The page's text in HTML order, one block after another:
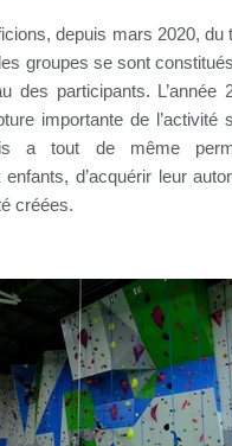
depuis mars 2020, du
groupes se sont
des participants. L’année
importante de l’activité
a tout de même
enfants, d’acquérir leur
créées.